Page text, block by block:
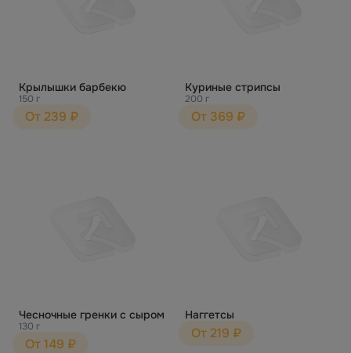
Крылышки барбекю
150 г
От 239 ₽
Куриные стрипсы
200 г
От 369 ₽
Чесночные гренки с сыром
130 г
От 149 ₽
Наггетсы
От 219 ₽